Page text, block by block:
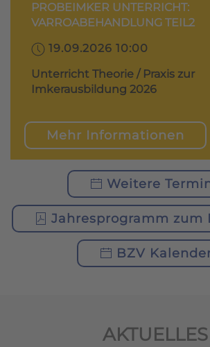
PROBEIMKER UNTERRICHT:
VARROABEHANDLUNG TEIL2
19.09.2026 10:00
Unterricht Theorie / Praxis zur
Imkerausbildung 2026
Mehr Informationen
Weitere
Jahresprogramm zum
BZV
AKTUELLES